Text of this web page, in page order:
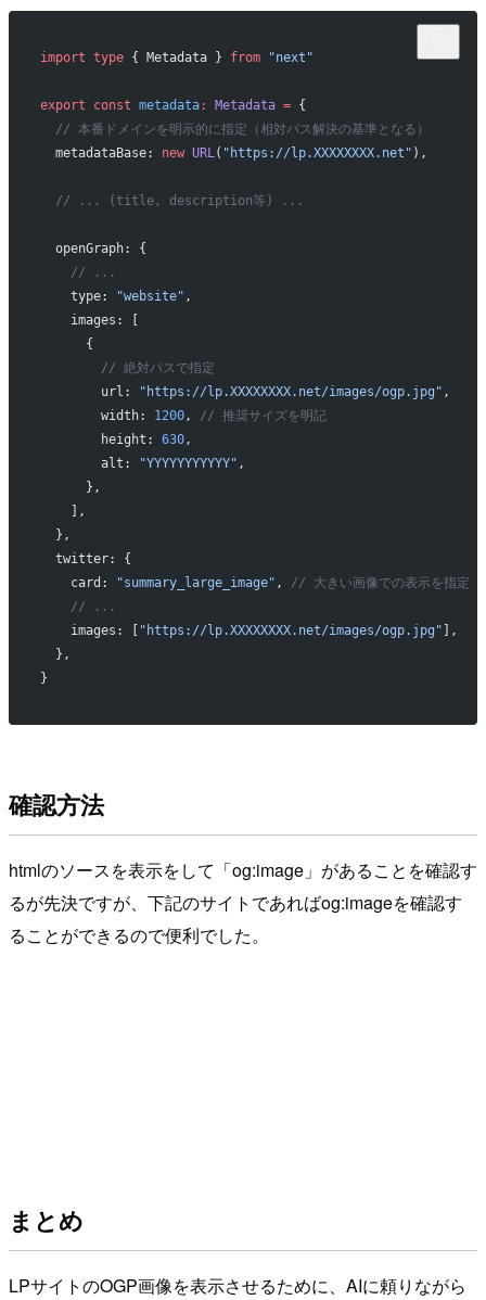
import type { Metadata } from "next"
export const metadata: Metadata = {
  // 本番ドメインを明示的に指定（相対パス解決の基準となる）
  metadataBase:
new URL( "https://lp.XXXXXXXX.net" ),
  // ... (title, description等) ...
  openGraph: {
    // ...
    type:
"website" ,
    images: [
      {
        // 絶対パスで指定
        url:
"https://lp.XXXXXXXX.net/images/ogp.jpg" ,
        width:
1200, // 推奨サイズを明記
        height:
630,
        alt:
"YYYYYYYYYYY" ,
      },
    ],
  },
  twitter: {
    card:
"summary_large_image" , // 大きい画像での表示を指定
    // ...
    images: [
"https://lp.XXXXXXXX.net/images/ogp.jpg" ],
  },
}
確認方法
htmlのソースを表示をして「og:image」があることを確認す
るが先決ですが、下記のサイトであればog:imageを確認す
ることができるので便利でした。
まとめ
LPサイトのOGP画像を表示させるために、AIに頼りながら